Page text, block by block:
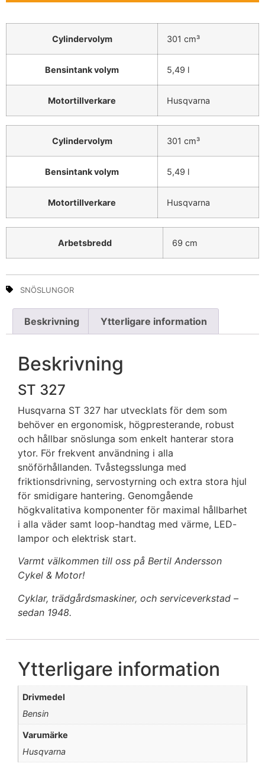
Cylindervolym 301 cm³
Bensintank volym 5,49 l
Motortillverkare Husqvarna
Cylindervolym 301 cm³
Bensintank volym 5,49 l
Motortillverkare Husqvarna
Arbetsbredd 69 cm
SNÖSLUNGOR
Beskrivning Ytterligare information
Beskrivning
ST 327
Husqvarna ST 327 har utvecklats för dem som
behöver en ergonomisk, högpresterande, robust
och hållbar snöslunga som enkelt hanterar stora
ytor. För frekvent användning i alla
snöförhållanden. Tvåstegsslunga med
friktionsdrivning, servostyrning och extra stora hjul
för smidigare hantering. Genomgående
högkvalitativa komponenter för maximal hållbarhet
i alla väder samt loop-handtag med värme, LED-
lampor och elektrisk start.
Varmt välkommen till oss på Bertil Andersson
Cykel & Motor!
Cyklar, trädgårdsmaskiner, och serviceverkstad –
sedan 1948.
Ytterligare information
Drivmedel
Bensin
Varumärke
Husqvarna